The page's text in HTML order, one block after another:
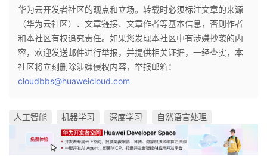
华为云开发者社区的观点和立场。转载时必须标注文章的来源
（华为云社区）、文章链接、文章作者等基本信息，否则作者
和本社区有权追究责任。如果您发现本社区中有涉嫌抄袭的内
容，欢迎发送邮件进行举报，并提供相关证据，一经查实，本
社区将立刻删除涉嫌侵权内容，举报邮箱：
cloudbbs@huaweicloud.com
人工智能 机器学习 深度学习 自然语言处理